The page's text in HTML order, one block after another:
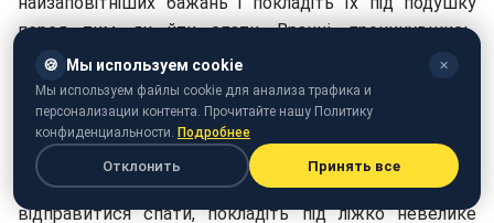
перед тим, як йти спати. Вранці, прокинувшись,
витягніть з-під подушки перших три ліпших листка. Ті
бажання, які були на них написані, і збудуться в цьому
році.
2. Ще один спосіб, що дозволяє дізнатися, чи судилося
збутися вашим бажанням незабаром: перед тим, як
відправитися спати, покладіть під ліжко невелике
🍪 Мы используем cookie ✕
Мы используем файлы cookie для анализа трафика и
персонализации контента. Прочитайте нашу Политику
конфиденциальности. Подробнее
Отклонить Принять все